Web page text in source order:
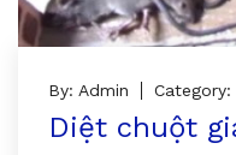
By: Admin Category:
Diệt chuột